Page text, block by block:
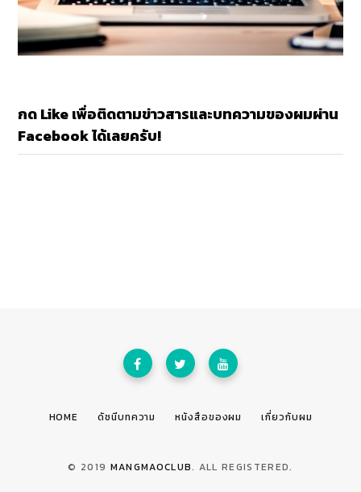
กด Like เพื่อติดตามข่าวสารและบทความของผมผ่าน
Facebook ได้เลยครับ!
HOME ดัชนีบทความ หนังสือของผม เกี่ยวกับผม
© 2019 MANGMAOCLUB. ALL REGISTERED.